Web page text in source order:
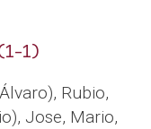
1)
Rubio,
Jose, Mario,